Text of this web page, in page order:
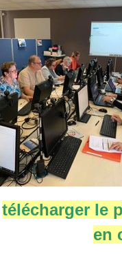
télécharger le
en